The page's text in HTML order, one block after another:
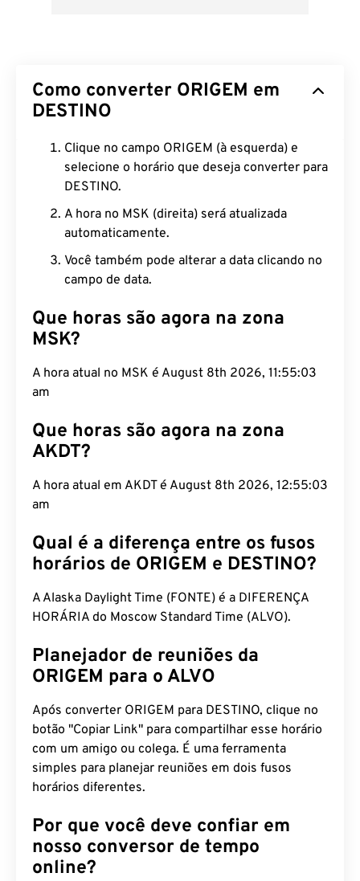
Como converter ORIGEM em
DESTINO
Clique no campo ORIGEM (à esquerda) e
selecione o horário que deseja converter para
DESTINO.
A hora no MSK (direita) será atualizada
automaticamente.
Você também pode alterar a data clicando no
campo de data.
Que horas são agora na zona
MSK?
A hora atual no MSK é August 8th 2026, 11:55:04
am
Que horas são agora na zona
AKDT?
A hora atual em AKDT é August 8th 2026, 12:55:04
am
Qual é a diferença entre os fusos
horários de ORIGEM e DESTINO?
A Alaska Daylight Time (FONTE) é a DIFERENÇA
HORÁRIA do Moscow Standard Time (ALVO).
Planejador de reuniões da
ORIGEM para o ALVO
Após converter ORIGEM para DESTINO, clique no
botão "Copiar Link" para compartilhar esse horário
com um amigo ou colega. É uma ferramenta
simples para planejar reuniões em dois fusos
horários diferentes.
Por que você deve confiar em
nosso conversor de tempo
online?